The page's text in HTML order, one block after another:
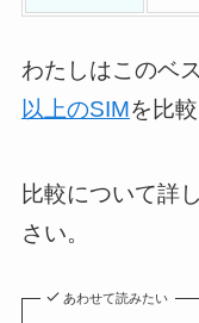
わたしはこのベ
以上のSIMを比
比較について詳
さい。
あわせて読みたい